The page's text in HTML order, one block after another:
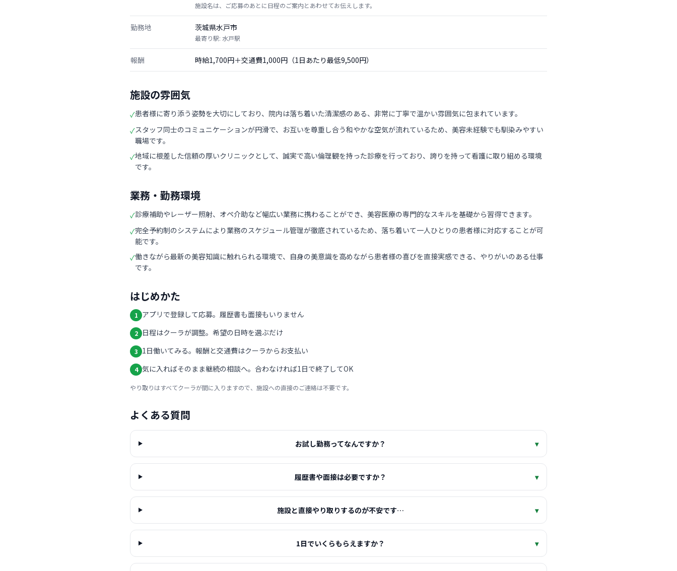
施設名は、ご応募のあとに日程のご案内とあわせてお伝えします。
勤務地 茨城県水戸市
最寄り駅: 水戸駅
報酬 時給1,700円＋交通費1,000円（1日あたり最低9,500円）
施設の雰囲気
✓患者様に寄り添う姿勢を大切にしており、院内は落ち着いた清潔感のある、非常に丁寧で温かい雰囲気に包まれています。
✓スタッフ同士のコミュニケーションが円滑で、お互いを尊重し合う和やかな空気が流れているため、美容未経験でも馴染みやすい
職場です。
✓地域に根差した信頼の厚いクリニックとして、誠実で高い倫理観を持った診療を行っており、誇りを持って看護に取り組める環境
です。
業務・勤務環境
✓診療補助やレーザー照射、オペ介助など幅広い業務に携わることができ、美容医療の専門的なスキルを基礎から習得できます。
✓完全予約制のシステムにより業務のスケジュール管理が徹底されているため、落ち着いて一人ひとりの患者様に対応することが可
能です。
✓働きながら最新の美容知識に触れられる環境で、自身の美意識を高めながら患者様の喜びを直接実感できる、やりがいのある仕事
です。
はじめかた
1 アプリで登録して応募。履歴書も面接もいりません
2 日程はクーラが調整。希望の日時を選ぶだけ
3 1日働いてみる。報酬と交通費はクーラからお支払い
4 気に入ればそのまま継続の相談へ。合わなければ1日で終了してOK
やり取りはすべてクーラが間に入りますので、施設への直接のご連絡は不要です。
よくある質問
お試し勤務ってなんですか？ ▾
履歴書や面接は必要ですか？ ▾
施設と直接やり取りするのが不安です… ▾
1日でいくらもらえますか？ ▾